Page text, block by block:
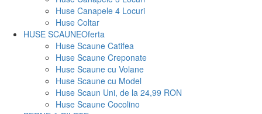
Huse Canapele 4 Locuri
Huse Coltar
HUSE SCAUNEOferta
Huse Scaune Catifea
Huse Scaune Creponate
Huse Scaune cu Volane
Huse Scaune cu Model
Huse Scaun Uni, de la 24,99 RON
Huse Scaune Cocolino